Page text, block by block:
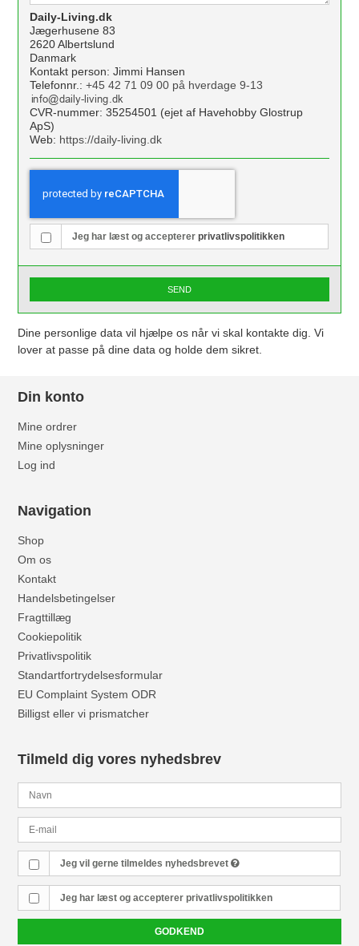
Daily-Living.dk
Jægerhusene 83
2620 Albertslund
Danmark
Kontakt person: Jimmi Hansen
Telefonnr.:+45 42 71 09 00 på hverdage 9-13
CVR-nummer: 35254501 (ejet af Havehobby Glostrup
ApS)
Web: https://daily-living.dk
Jeg har læst og accepterer privatlivspolitikken
SEND
Dine personlige data vil hjælpe os når vi skal kontakte dig. Vi
lover at passe på dine data og holde dem sikret.
Din konto
Mine ordrer
Mine oplysninger
Log ind
Navigation
Shop
Om os
Kontakt
Handelsbetingelser
Fragttillæg
Cookiepolitik
Privatlivspolitik
Standartfortrydelsesformular
EU Complaint System ODR
Billigst eller vi prismatcher
Tilmeld dig vores nyhedsbrev
Jeg vil gerne tilmeldes nyhedsbrevet
Jeg har læst og accepterer privatlivspolitikken
GODKEND